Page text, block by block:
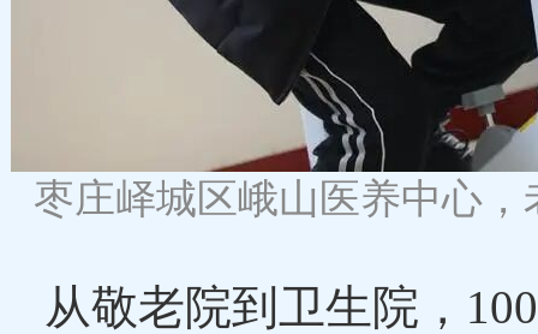
枣庄峄城区峨山医养中心
从敬老院到卫生院，